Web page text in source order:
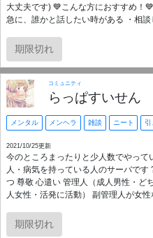
大丈夫です) 💙こんな方におすすめ！💙 ・1人で悩んだり、病んでしまう ・
急に、誰かと話したい時がある ・相談
ところ💛 ・通話が割と活発 ・固定で
染みやすいサーバーです！ ・面接な
ど最低限のルールを守っていただけ
ルもたくさんあるので、入ってみたら
の方が馴染めるようなイベントをやり
⚠️NG 最初から出会い目的の方(人間関
愛になるのは大丈夫です)、荒らし、
に理解のない方。日本語で意思疎通でき
りみんな優しいサーバーを目指してま
期限切れ
コミュニティ
らっぱすいせん
メンタル メンヘラ 雑談 ニート 引
2021/10/25更新
今のところまったりと少人数でやって
人・病気を持っている人のサーバです ?らっぱすいせん花言葉? あなたを待
つ 尊敬 心遣い 管理人（成人男性・どちらかというと裏方） 副管理人（成
人女性・活発に活動） 副管理人が女
理人はマイクが使えないので通話の
の人とのVCが無理な人にはこの鯖は
期限切れ